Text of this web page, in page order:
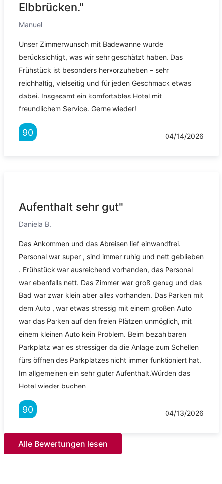
Elbbrücken."
Manuel
Unser Zimmerwunsch mit Badewanne wurde
berücksichtigt, was wir sehr geschätzt haben. Das
Frühstück ist besonders hervorzuheben – sehr
reichhaltig, vielseitig und für jeden Geschmack etwas
dabei. Insgesamt ein komfortables Hotel mit
freundlichem Service. Gerne wieder!
90 04/14/2026
Aufenthalt sehr gut"
Daniela B.
Das Ankommen und das Abreisen lief einwandfrei.
Personal war super , sind immer ruhig und nett geblieben
. Frühstück war ausreichend vorhanden, das Personal
war ebenfalls nett. Das Zimmer war groß genug und das
Bad war zwar klein aber alles vorhanden. Das Parken mit
dem Auto , war etwas stressig mit einem großen Auto
war das Parken auf den freien Plätzen unmöglich, mit
einem kleinen Auto kein Problem. Beim bezahlbaren
Parkplatz war es stressiger da die Anlage zum Schellen
fürs öffnen des Parkplatzes nicht immer funktioniert hat.
Im allgemeinen ein sehr guter Aufenthalt.Würden das
Hotel wieder buchen
90 04/13/2026
Alle Bewertungen lesen